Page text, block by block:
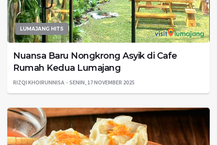
LUMAJANG HITS
Nuansa Baru Nongkrong Asyik di Cafe
Rumah Kedua Lumajang
RIZQI KHOIRUNNISA SENIN, 17 NOVEMBER 2025